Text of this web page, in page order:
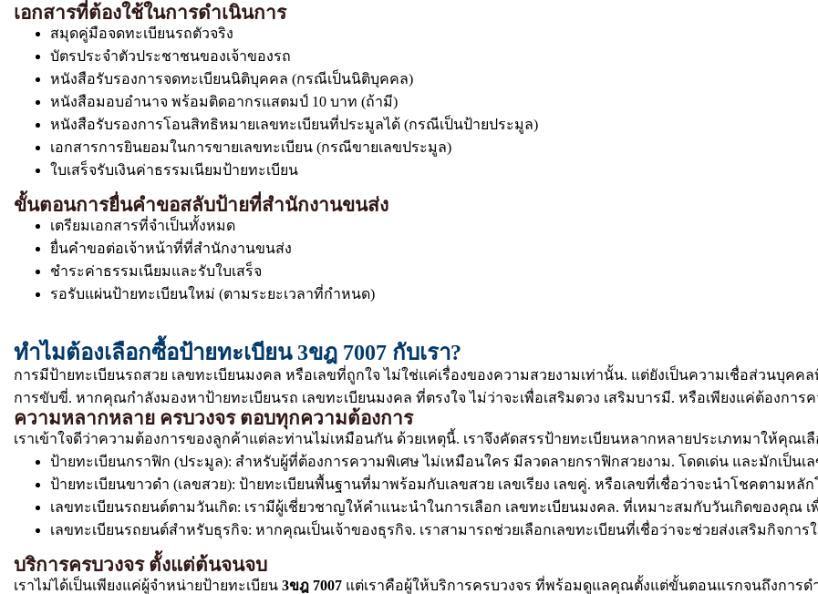
เอกสารที่ต้องใช้ในการดำเนินการ
สมุดคู่มือจดทะเบียนรถตัวจริง
บัตรประจำตัวประชาชนของเจ้าของรถ
หนังสือรับรองการจดทะเบียนนิติบุคคล (กรณีเป็นนิติบุคคล)
หนังสือมอบอำนาจ พร้อมติดอากรแสตมป์ 10 บาท (ถ้ามี)
หนังสือรับรองการโอนสิทธิหมายเลขทะเบียนที่ประมูลได้ (กรณีเป็นป้ายประมูล)
เอกสารการยินยอมในการขายเลขทะเบียน (กรณีขายเลขประมูล)
ใบเสร็จรับเงินค่าธรรมเนียมป้ายทะเบียน
ขั้นตอนการยื่นคำขอสลับป้ายที่สำนักงานขนส่ง
เตรียมเอกสารที่จำเป็นทั้งหมด
ยื่นคำขอต่อเจ้าหน้าที่ที่สำนักงานขนส่ง
ชำระค่าธรรมเนียมและรับใบเสร็จ
รอรับแผ่นป้ายทะเบียนใหม่ (ตามระยะเวลาที่กำหนด)
ทำไมต้องเลือกซื้อป้ายทะเบียน 3ขฎ 7007 กับเรา?
การมีป้ายทะเบียนรถสวย เลขทะเบียนมงคล หรือเลขที่ถูกใจ ไม่ใช่แค่เรื่องของความสวยงามเท่านั้น. แต่ยังเป็นความเชื่อส่วนบุค
การขับขี่. หากคุณกำลังมองหาป้ายทะเบียนรถ เลขทะเบียนมงคล ที่ตรงใจ ไม่ว่าจะเพื่อเสริมดวง เสริมบารมี. หรือเพียงแค่ต้องกา
ความหลากหลาย ครบวงจร ตอบทุกความต้องการ
เราเข้าใจดีว่าความต้องการของลูกค้าแต่ละท่านไม่เหมือนกัน ด้วยเหตุนี้. เราจึงคัดสรรป้ายทะเบียนหลากหลายประเภทมาให้คุณเลื
ป้ายทะเบียนกราฟิก (ประมูล): สำหรับผู้ที่ต้องการความพิเศษ ไม่เหมือนใคร มีลวดลายกราฟิกสวยงาม. โดดเด่น และมักเป็น
ป้ายทะเบียนขาวดำ (เลขสวย): ป้ายทะเบียนพื้นฐานที่มาพร้อมกับเลขสวย เลขเรียง เลขคู่. หรือเลขที่เชื่อว่าจะนำโชคตามหลั
เลขทะเบียนรถยนต์ตามวันเกิด: เรามีผู้เชี่ยวชาญให้คำแนะนำในการเลือก เลขทะเบียนมงคล. ที่เหมาะสมกับวันเกิดของคุณ
เลขทะเบียนรถยนต์สำหรับธุรกิจ: หากคุณเป็นเจ้าของธุรกิจ. เราสามารถช่วยเลือกเลขทะเบียนที่เชื่อว่าจะช่วยส่งเสริมกิจการ
บริการครบวงจร ตั้งแต่ต้นจนจบ
เราไม่ได้เป็นเพียงแค่ผู้จำหน่ายป้ายทะเบียน 3ขฎ 7007 แต่เราคือผู้ให้บริการครบวงจร ที่พร้อมดูแลคุณตั้งแต่ขั้นตอนแรกจนถึงการด